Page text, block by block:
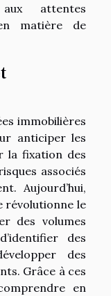
attentes
matière de
immobilières
anticiper les
la fixation des
associés
Aujourd’hui,
révolutionne le
des volumes
des
des
Grâce à ces
en